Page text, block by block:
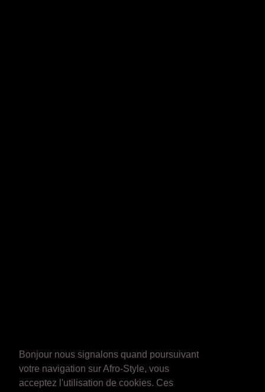
Bonjour nous signalons quand poursuivant
votre navigation sur Afro-Style, vous
acceptez l'utilisation de cookies. Ces